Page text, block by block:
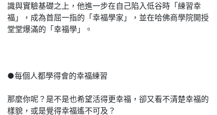
識與實驗基礎之上，他進一步在自己陷入低谷時「練習幸
福」，成為首屈一指的「幸福學家」，並在哈佛商學院開授
堂堂爆滿的「幸福學」。
●每個人都學得會的幸福練習
那麼你呢？是不是也希望活得更幸福，卻又看不清楚幸福的
樣貌，或是覺得幸福遙不可及？